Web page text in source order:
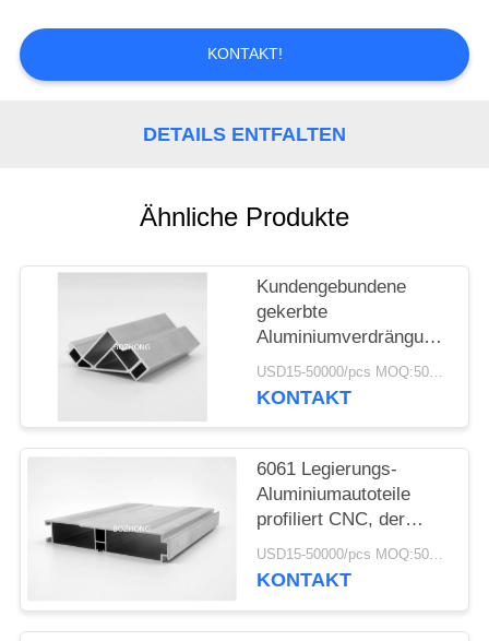
VERBINDUNG
FORDERN
KONTAKT!
DETAILS ENTFALTEN
Ähnliche Produkte
Kundengebundene
gekerbte
Aluminiumverdrängung
profiliert 8 - 4040R für
Struktur-Rahmen
USD15-50000/pcs MOQ:500kg
KONTAKT
6061 Legierungs-
Aluminiumautoteile
profiliert CNC, der
hohe Präzision
maschinell bearbeitet
USD15-50000/pcs MOQ:500kg
KONTAKT